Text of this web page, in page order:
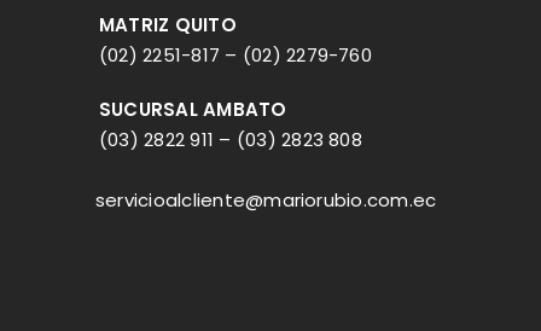
MATRIZ QUITO
(02) 2251-817 – (02) 2279-760
SUCURSAL AMBATO
(03) 2822 911 – (03) 2823 808
servicioalcliente@mariorubio.com.ec